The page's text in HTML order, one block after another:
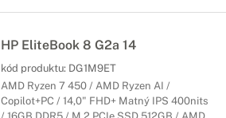
HP EliteBook 8 G2a 14
kód produktu: DG1M9ET
AMD Ryzen 7 450 / AMD Ryzen AI /
Copilot+PC / 14,0" FHD+ Matný IPS 400nits